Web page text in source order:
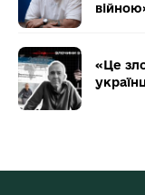
«Це